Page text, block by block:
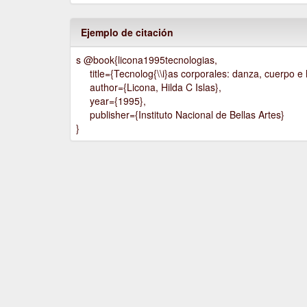
Ejemplo de citación
s @book{licona1995tecnologias,
title={Tecnolog{\\i}as corporales: danza, cuerpo e
author={Licona, Hilda C Islas},
year={1995},
publisher={Instituto Nacional de Bellas Artes}
}